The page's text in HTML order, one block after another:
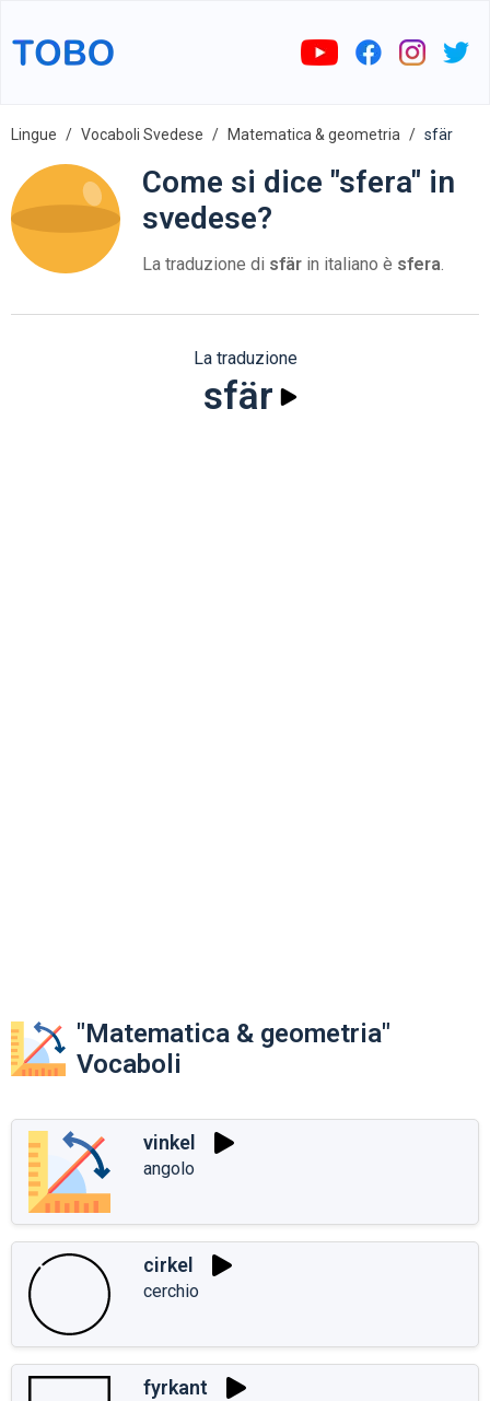
Lingue Vocaboli Svedese Matematica & geometria sfär
Come si dice "sfera" in
svedese?
La traduzione di sfär in italiano è sfera.
La traduzione
sfär
"Matematica & geometria"
Vocaboli
vinkel
angolo
cirkel
cerchio
fyrkant